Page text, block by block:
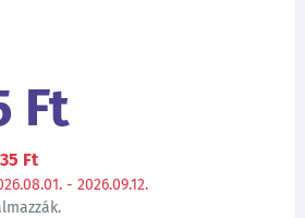
Ft
Ft
- 2026.09.12.